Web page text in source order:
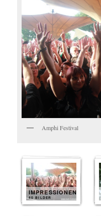
Amphi Festival
IMPRESSIONEN
40 BILDER